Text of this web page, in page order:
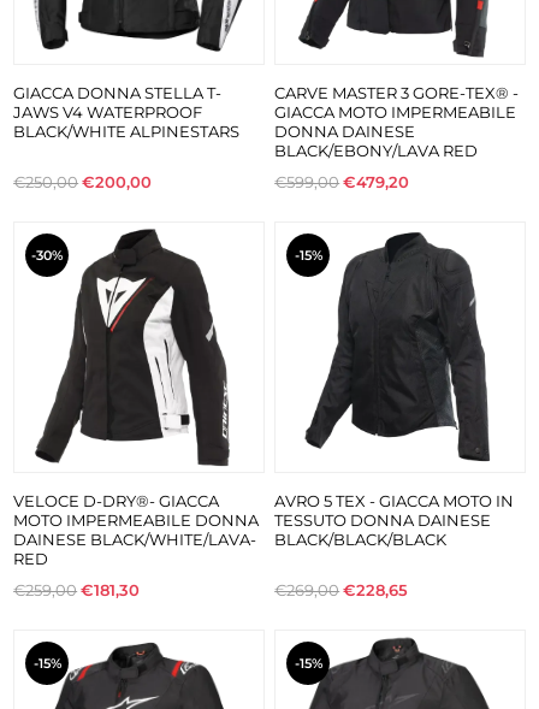
GIACCA DONNA STELLA T-
JAWS V4 WATERPROOF
BLACK/WHITE ALPINESTARS
€250,00€200,00
CARVE MASTER 3 GORE-TEX® -
GIACCA MOTO IMPERMEABILE
DONNA DAINESE
BLACK/EBONY/LAVA RED
€599,00€479,20
-30%
VELOCE D-DRY®- GIACCA
MOTO IMPERMEABILE DONNA
DAINESE BLACK/WHITE/LAVA-
RED
€259,00€181,30
-15%
AVRO 5 TEX - GIACCA MOTO IN
TESSUTO DONNA DAINESE
BLACK/BLACK/BLACK
€269,00€228,65
-15% -15%